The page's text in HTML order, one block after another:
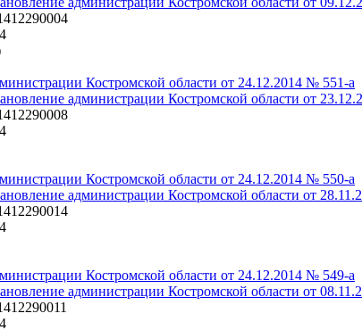
Костромской области от 24.12.2014 № 551-а
администрации Костромской области от
Костромской области от 24.12.2014 № 550-а
администрации Костромской области от
Костромской области от 24.12.2014 № 549-а
администрации Костромской области от